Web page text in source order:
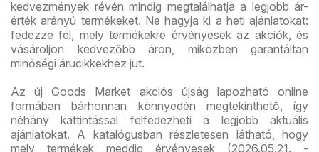
kedvezmények révén mindig megtalálhatja a legjobb ár-
érték arányú termékeket. Ne hagyja ki a heti ajánlatokat:
fedezze fel, mely termékekre érvényesek az akciók, és
vásároljon kedvezőbb áron, miközben garantáltan
minőségi árucikkekhez jut.
Az új Goods Market akciós újság lapozható online
formában bárhonnan könnyedén megtekinthető, így
néhány kattintással felfedezheti a legjobb aktuális
ajánlatokat. A katalógusban részletesen látható, hogy
mely termékek meddig érvényesek (2026.05.21. -